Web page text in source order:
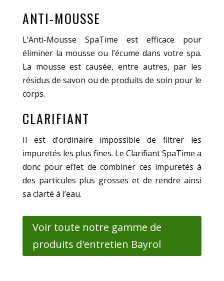
ANTI-MOUSSE
L‘Anti-Mousse SpaTime est efficace pour
éliminer la mousse ou l’écume dans votre spa.
La mousse est causée, entre autres, par les
résidus de savon ou de produits de soin pour le
corps.
CLARIFIANT
Il est d’ordinaire impossible de filtrer les
impuretés les plus fines. Le Clarifiant SpaTime a
donc pour effet de combiner ces impuretés à
des particules plus grosses et de rendre ainsi
sa clarté à l’eau.
Voir toute notre gamme de
produits d'entretien Bayrol